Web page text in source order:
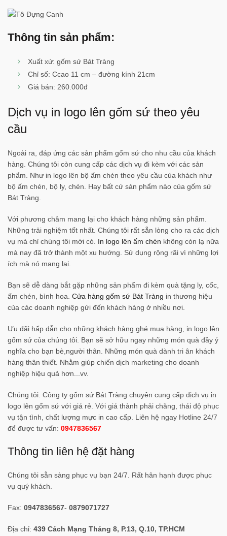
Thông tin sản phẩm:
Xuất xứ: gốm sứ Bát Tràng
Chỉ số: Ccao 11 cm – đường kính 21cm
Giá bán: 260.000đ
Dịch vụ in logo lên gốm sứ theo yêu
cầu
Ngoài ra, đáp ứng các sản phẩm gốm sứ cho nhu cầu của khách
hàng. Chúng tôi còn cung cấp các dịch vụ đi kèm với các sản
phẩm. Như in logo lên bộ ấm chén theo yêu cầu của khách như
bộ ấm chén, bộ ly, chén. Hay bất cứ sản phẩm nào của gốm sứ
Bát Tràng.
Với phương châm mang lại cho khách hàng những sản phẩm.
Những trải nghiệm tốt nhất. Chúng tôi rất sẵn lòng cho ra các dịch
vụ mà chỉ chúng tôi mới có. In logo lên ấm chén không còn lạ nữa
mà nay đã trở thành một xu hướng. Sử dụng rộng rãi vì những lợi
ích mà nó mang lại.
Bạn sẽ dễ dàng bắt gặp những sản phẩm đi kèm quà tặng ly, cốc,
ấm chén, bình hoa. Cửa hàng gốm sứ Bát Tràng in thương hiệu
của các doanh nghiệp gửi đến khách hàng ở nhiều nơi.
Ưu đãi hấp dẫn cho những khách hàng ghé mua hàng, in logo lên
gốm sứ của chúng tôi. Bạn sẽ sở hữu ngay những món quà đầy ý
nghĩa cho bạn bè,người thân. Những món quà dành tri ân khách
hàng thân thiết. Nhằm giúp chiến dịch marketing cho doanh
nghiệp hiệu quả hơn...vv.
Chúng tôi. Công ty gốm sứ Bát Tràng chuyên cung cấp dịch vụ in
logo lên gốm sứ với giá rẻ. Với giá thành phải chăng, thái độ phục
vụ tận tình, chất lượng mực in cao cấp. Liên hệ ngay Hotline 24/7
để được tư vấn: 0947836567
Thông tin liên hệ đặt hàng
Chúng tôi sẵn sàng phục vụ bạn 24/7. Rất hân hạnh được phục
vụ quý khách.
Fax: 0947836567- 0879071727
Địa chỉ: 439 Cách Mạng Tháng 8, P.13, Q.10, TP.HCM